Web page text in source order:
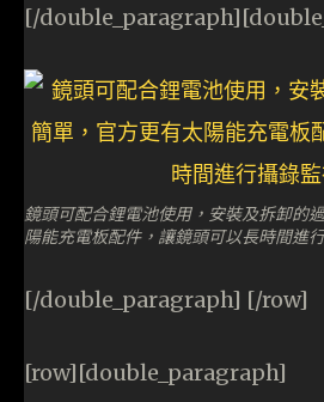
[/
鏡頭可配合鋰電池使用，安裝及拆卸的
陽能充電板配件，讓鏡頭可以長時間進
[/double_paragraph] [/row]
[row][double_paragraph]